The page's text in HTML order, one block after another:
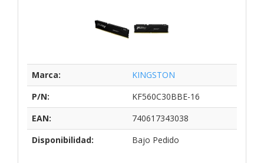
Marca:
KINGSTON
P/N:
KF560C30BBE-16
EAN:
740617343038
Disponibilidad:
Bajo Pedido